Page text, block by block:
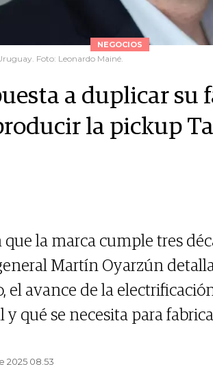
NEGOCIOS
Foto: Leonardo Mainé.
a duplicar su
la pickup
que la marca cumple tres
Martín Oyarzún
el avance de la
y qué se necesita para
2025 08.53